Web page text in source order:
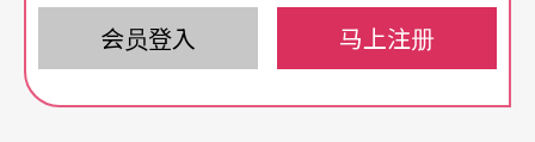
服地欣赏表演。」这些爱座她平均一个月会坐上三
次，「打工钱全贡献给两厅院了！」
会员登入 马上注册